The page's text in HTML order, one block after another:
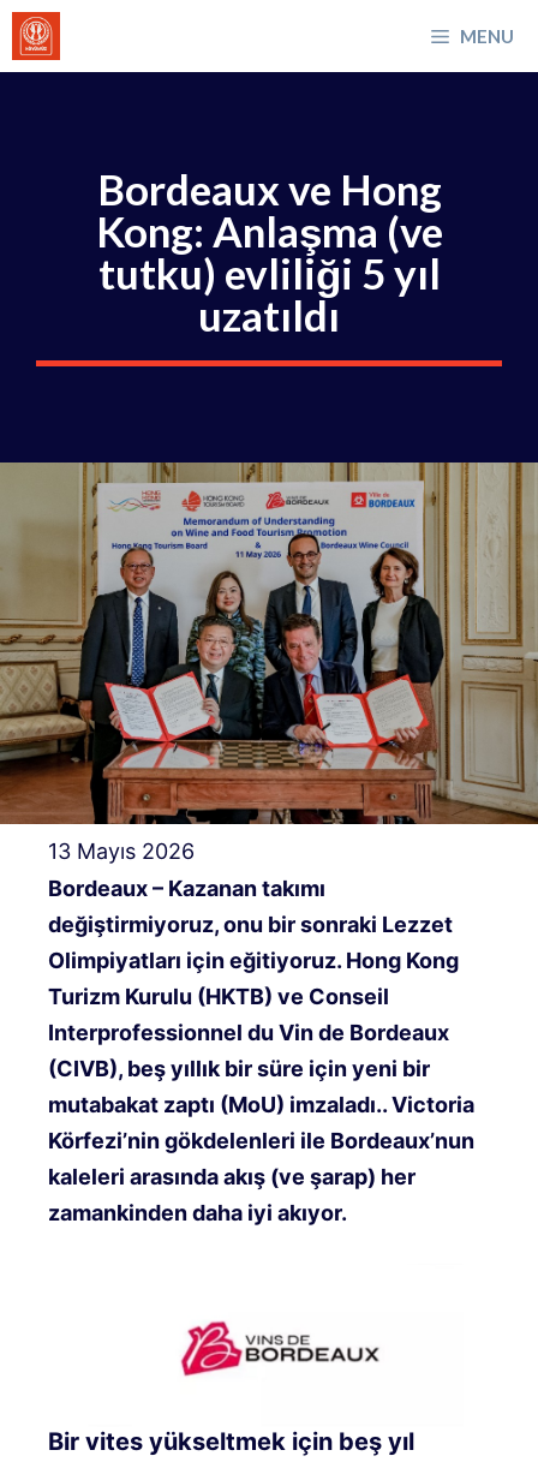
İçeriğe
atla
MENU
Bordeaux ve Hong
Kong: Anlaşma (ve
tutku) evliliği 5 yıl
uzatıldı
13 Mayıs 2026
Bordeaux – Kazanan takımı
değiştirmiyoruz, onu bir sonraki Lezzet
Olimpiyatları için eğitiyoruz. Hong Kong
Turizm Kurulu (HKTB) ve Conseil
Interprofessionnel du Vin de Bordeaux
(CIVB), beş yıllık bir süre için yeni bir
mutabakat zaptı (MoU) imzaladı.. Victoria
Körfezi’nin gökdelenleri ile Bordeaux’nun
kaleleri arasında akış (ve şarap) her
zamankinden daha iyi akıyor.
Bir vites yükseltmek için beş yıl